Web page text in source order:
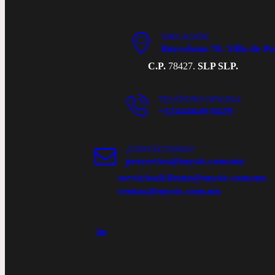
UBICACIÓN
Barcelona 70. Villa de
C.P. 78427. SLP SLP.
TELÉFONO OFICINA
+52444649 8429
¡CONTÁCTANOS!
proyectos@mysic.com.mx
servicioalcliente@mysic.com.mx
ventas@mysic.com.mx